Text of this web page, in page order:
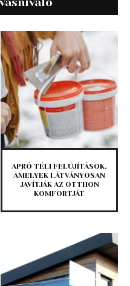
APRÓ TÉLI FELÚJÍTÁSOK,
AMELYEK LÁTVÁNYOSAN
JAVÍTJÁK AZ OTTHON
KOMFORTJÁT